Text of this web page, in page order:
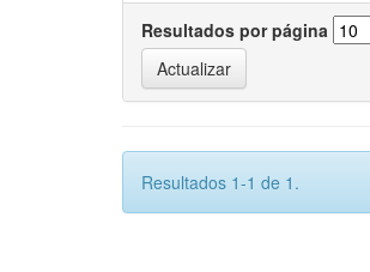
Resultados por página
Resultados 1-1 de 1.